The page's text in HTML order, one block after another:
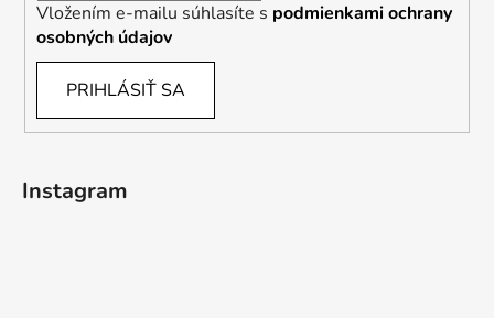
Vložením e-mailu súhlasíte s podmienkami ochrany
osobných údajov
PRIHLÁSIŤ SA
Instagram